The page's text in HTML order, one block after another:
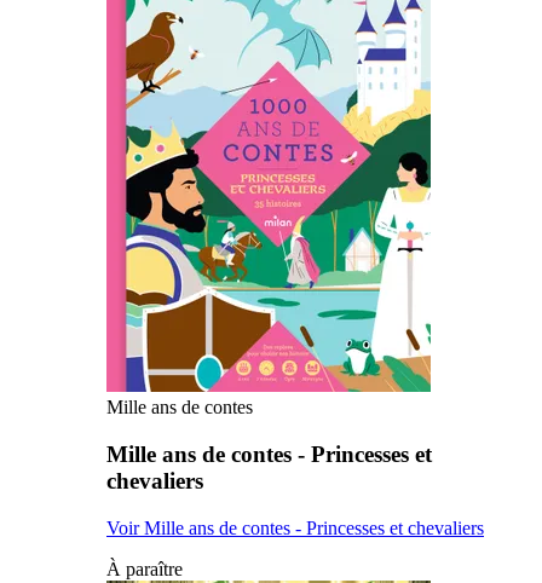
Mille ans de contes
Mille ans de contes - Princesses et
chevaliers
Voir Mille ans de contes - Princesses et chevaliers
À paraître